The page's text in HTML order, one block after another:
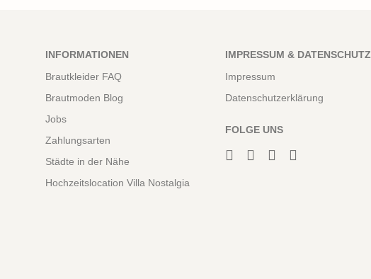
INFORMATIONEN
Brautkleider FAQ
Brautmoden Blog
Jobs
Zahlungsarten
Städte in der Nähe
Hochzeitslocation Villa Nostalgia
IMPRESSUM & DATENSCHUTZ
Impressum
Datenschutzerklärung
FOLGE UNS